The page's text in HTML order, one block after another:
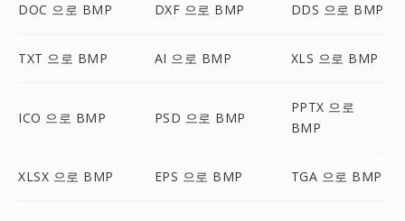
DOC 으로 BMP DXF 으로 BMP DDS 으로 BMP
TXT 으로 BMP AI 으로 BMP XLS 으로 BMP
ICO 으로 BMP PSD 으로 BMP
PPTX 으로
BMP
XLSX 으로 BMP EPS 으로 BMP TGA 으로 BMP